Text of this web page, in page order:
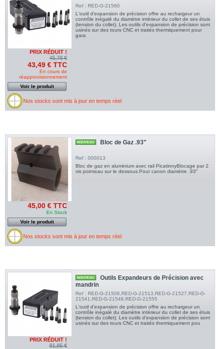
Ref : RED-G-21560
L'outil d'expansion de précision offre au rechargeur un
contrôle inégalé du diamètre intérieur du collet de ses étuis
(tension du collet). Les outils d'expansion de précision sont
usinés sur des tours CNC et traités thermiquement pour
gara
PRIX RÉDUIT !
45,78 €
43,49 € TTC
En cours de
réapprovisionnement
Voir le produit
Nos stocks sont mis à jour en temps réel
NOUVEAU Bloc de Gaz .93"
Ref : 000013
Bloc de gaz en aluminium avec rail PicatinnyBlocage par 2
vis pointeau sur le dessous.Pour canon diamètre .93"
45,00 € TTC
En Stock
Voir le produit
Nos stocks sont mis à jour en temps réel
NOUVEAU
Outils Expandeurs de Précision avec
mandrin
Ref : RED-G-21506,RED-G-21513,RED-G-21527,RED-G-
21541,RED-G-21548,RED-G-21555
L'outil d'expansion de précision offre au rechargeur un
contrôle inégalé du diamètre intérieur du collet de ses étuis
(tension du collet). Les outils d'expansion de précision sont
usinés sur des tours CNC et traités thermiquement pou
PRIX RÉDUIT !
81,85 €